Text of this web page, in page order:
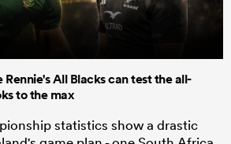
All Blacks can test the all-
to the max
statistics show a drastic